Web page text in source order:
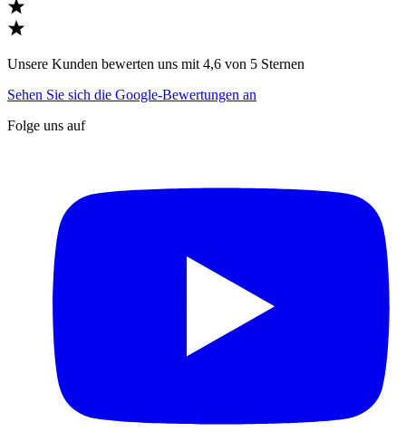
Unsere Kunden bewerten uns mit 4,6 von 5 Sternen
Sehen Sie sich die Google-Bewertungen an
Folge uns auf